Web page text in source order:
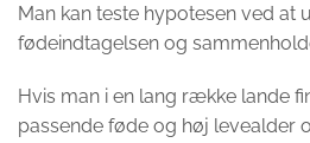
Man kan teste hypotesen ved at
fødeindtagelsen og
Hvis man i en lang række lande
passende føde og høj levealder